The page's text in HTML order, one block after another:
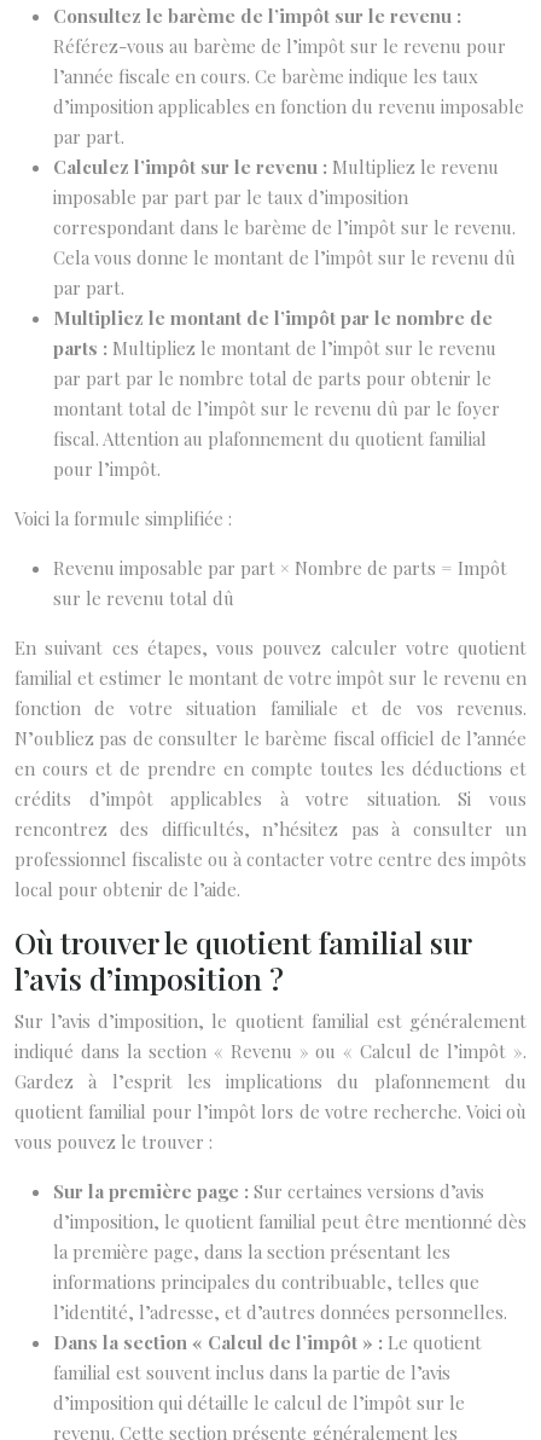
Consultez le barème de l’impôt sur le revenu :
Référez-vous au barème de l’impôt sur le revenu pour
l’année fiscale en cours. Ce barème indique les taux
d’imposition applicables en fonction du revenu imposable
par part.
Calculez l’impôt sur le revenu : Multipliez le revenu
imposable par part par le taux d’imposition
correspondant dans le barème de l’impôt sur le revenu.
Cela vous donne le montant de l’impôt sur le revenu dû
par part.
Multipliez le montant de l’impôt par le nombre de
parts : Multipliez le montant de l’impôt sur le revenu
par part par le nombre total de parts pour obtenir le
montant total de l’impôt sur le revenu dû par le foyer
fiscal. Attention au plafonnement du quotient familial
pour l’impôt.
Voici la formule simplifiée :
Revenu imposable par part × Nombre de parts = Impôt
sur le revenu total dû
En suivant ces étapes, vous pouvez calculer votre quotient
familial et estimer le montant de votre impôt sur le revenu en
fonction de votre situation familiale et de vos revenus.
N’oubliez pas de consulter le barème fiscal officiel de l’année
en cours et de prendre en compte toutes les déductions et
crédits d’impôt applicables à votre situation. Si vous
rencontrez des difficultés, n’hésitez pas à consulter un
professionnel fiscaliste ou à contacter votre centre des impôts
local pour obtenir de l’aide.
Où trouver le quotient familial sur
l’avis d’imposition ?
Sur l’avis d’imposition, le quotient familial est généralement
indiqué dans la section « Revenu » ou « Calcul de l’impôt ».
Gardez à l’esprit les implications du plafonnement du
quotient familial pour l’impôt lors de votre recherche. Voici où
vous pouvez le trouver :
Sur la première page : Sur certaines versions d’avis
d’imposition, le quotient familial peut être mentionné dès
la première page, dans la section présentant les
informations principales du contribuable, telles que
l’identité, l’adresse, et d’autres données personnelles.
Dans la section « Calcul de l’impôt » : Le quotient
familial est souvent inclus dans la partie de l’avis
d’imposition qui détaille le calcul de l’impôt sur le
revenu. Cette section présente généralement les